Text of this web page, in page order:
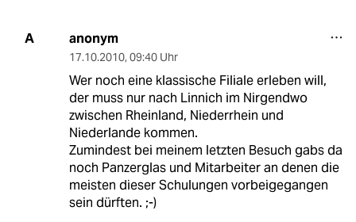
A anonym
17.10.2010, 09:40 Uhr
Wer noch eine klassische Filiale erleben will,
der muss nur nach Linnich im Nirgendwo
zwischen Rheinland, Niederrhein und
Niederlande kommen.
Zumindest bei meinem letzten Besuch gabs da
noch Panzerglas und Mitarbeiter an denen die
meisten dieser Schulungen vorbeigegangen
sein dürften. ;-)